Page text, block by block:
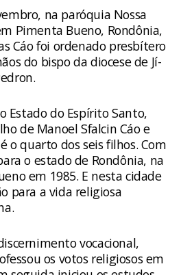
na paróquia Nossa
Pimenta Bueno, Rondônia,
Cáo foi ordenado presbítero
do bispo da diocese de Jí-
Estado do Espírito Santo,
de Manoel Sfalcin Cáo e
o quarto dos seis filhos. Com
o estado de Rondônia, na
em 1985. E nesta cidade
para a vida religiosa
vocacional,
os votos religiosos em